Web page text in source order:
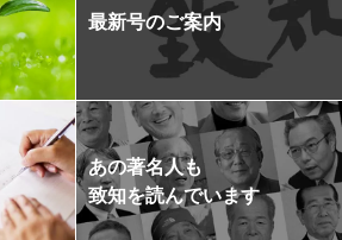
最新号のご案内
あの著名人も
致知を読んでいます